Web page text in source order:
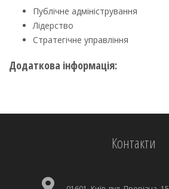
Публічне адміністрування
Лідерство
Стратегічне управління
Додаткова інформація:
Контакти